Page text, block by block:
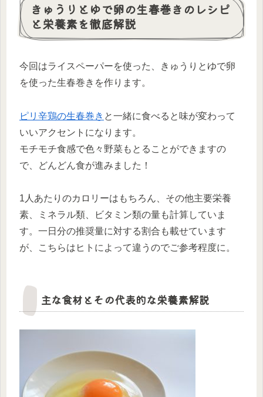
きゅうりとゆで卵の生春巻きのレシピ
と栄養素を徹底解説
今回はライスペーパーを使った、きゅうりとゆで卵
を使った生春巻きを作ります。
ピリ辛鶏の生春巻き と一緒に食べると味が変わって
いいアクセントになります。
モチモチ食感で色々野菜もとることができますの
で、どんどん食が進みました！
1人あたりのカロリーはもちろん、その他主要栄養
素、ミネラル類、ビタミン類の量も計算していま
す。一日分の推奨量に対する割合も載せています
が、こちらはヒトによって違うのでご参考程度に。
主な食材とその代表的な栄養素解説